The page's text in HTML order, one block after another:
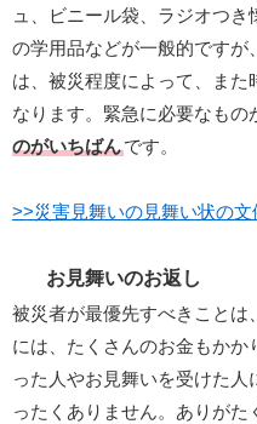
ュ、ビニール袋、ラジオつ
の学用品などが一般的です
は、被災程度によって、ま
なります。緊急に必要なもの
のがいちばんです。
>>災害見舞いの見舞い状の文
お見舞いのお返し
被災者が最優先すべきことは
には、たくさんのお金もか
った人やお見舞いを受けた人
ったくありません。ありがた